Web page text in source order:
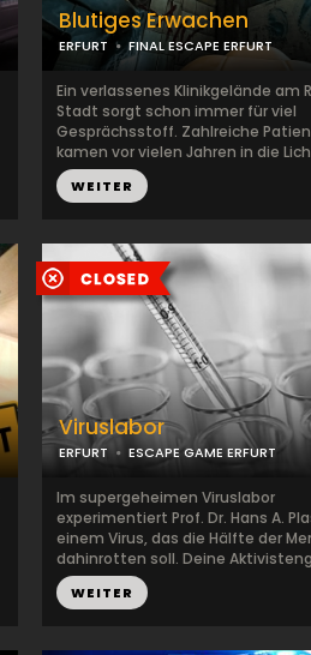
Blutiges Erwachen
ERFURT FINAL ESCAPE ERFURT
Ein verlassenes Klinikgelände am
Stadt sorgt schon immer für viel
Gesprächsstoff. Zahlreiche
kamen vor vielen Jahren in die
WEITER
Viruslabor
ERFURT ESCAPE GAME ERFURT
Im supergeheimen Viruslabor
experimentiert Prof. Dr. Hans A.
einem Virus, das die Hälfte der
dahinrotten soll. Deine
WEITER